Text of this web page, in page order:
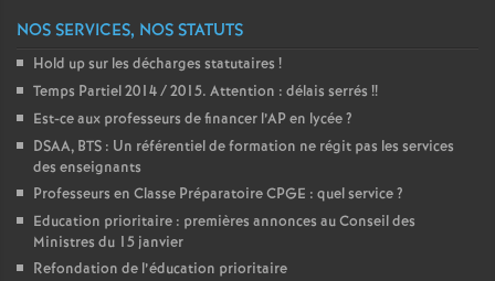
e
g
r
é
NOS SERVICES, NOS STATUTS
Hold up sur les décharges statutaires !
Temps Partiel 2014 / 2015. Attention : délais serrés !!
Est-ce aux professeurs de financer l’AP en lycée?
DSAA, BTS : Un référentiel de formation ne régit pas les services
des enseignants
Professeurs en Classe Préparatoire CPGE : quel service?
Education prioritaire : premières annonces au Conseil des
Ministres du 15 janvier
Refondation de l’éducation prioritaire